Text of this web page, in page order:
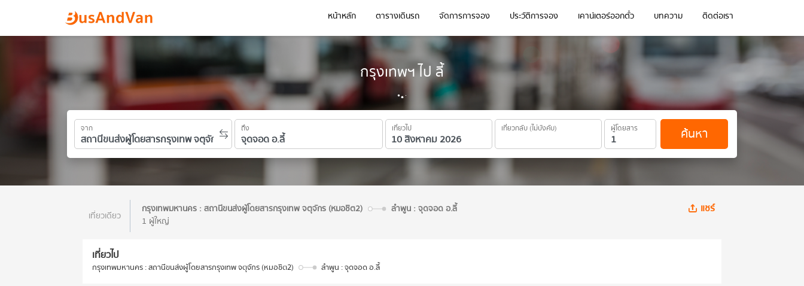
กรุงเทพฯ ไป ลี้
จาก ถึง เที่ยวไป เที่ยวกลับ (ไม่บังคับ) ผู้โดยสาร ค้นหา
หน้าหลัก ตารางเดินรถ จัดการการจอง ประวัติการจอง เคาน์เตอร์ออกตั๋ว บทความ ติดต่อเรา
เที่ยวเดียว
กรุงเทพมหานคร : สถานีขนส่งผู้โดยสารกรุงเทพ จตุจักร (หมอชิต2)
ลำพูน : จุดจอด อ.ลี้
1 ผู้ใหญ่
แชร์
เที่ยวไป
กรุงเทพมหานคร : สถานีขนส่งผู้โดยสารกรุงเทพ จตุจักร (หมอชิต2) ลำพูน : จุดจอด อ.ลี้